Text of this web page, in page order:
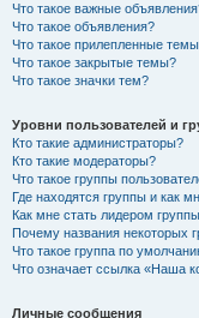
Что такое важные
Что такое объявления?
Что такое прилепленные
Что такое закрытые темы?
Что такое значки тем?
Уровни пользователей и
Кто такие администраторы?
Кто такие модераторы?
Что такое группы
Где находятся группы и как
Как мне стать лидером
Почему названия некоторых
Что такое группа по
Что означает ссылка «Наша
Личные сообщения